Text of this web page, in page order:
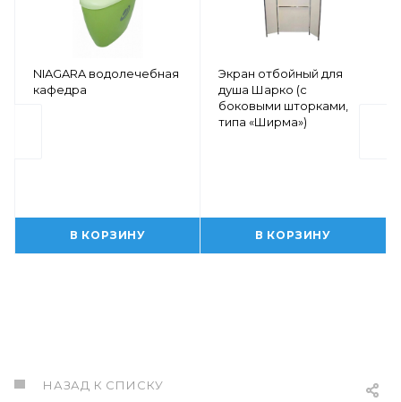
NIAGARA водолечебная
кафедра
В КОРЗИНУ
Экран отбойный для
душа Шарко (с
боковыми шторками,
типа «Ширма»)
В КОРЗИНУ
НАЗАД К СПИСКУ